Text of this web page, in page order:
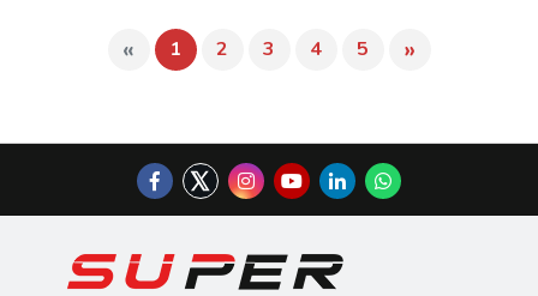
« 1 2 3 4 5 »